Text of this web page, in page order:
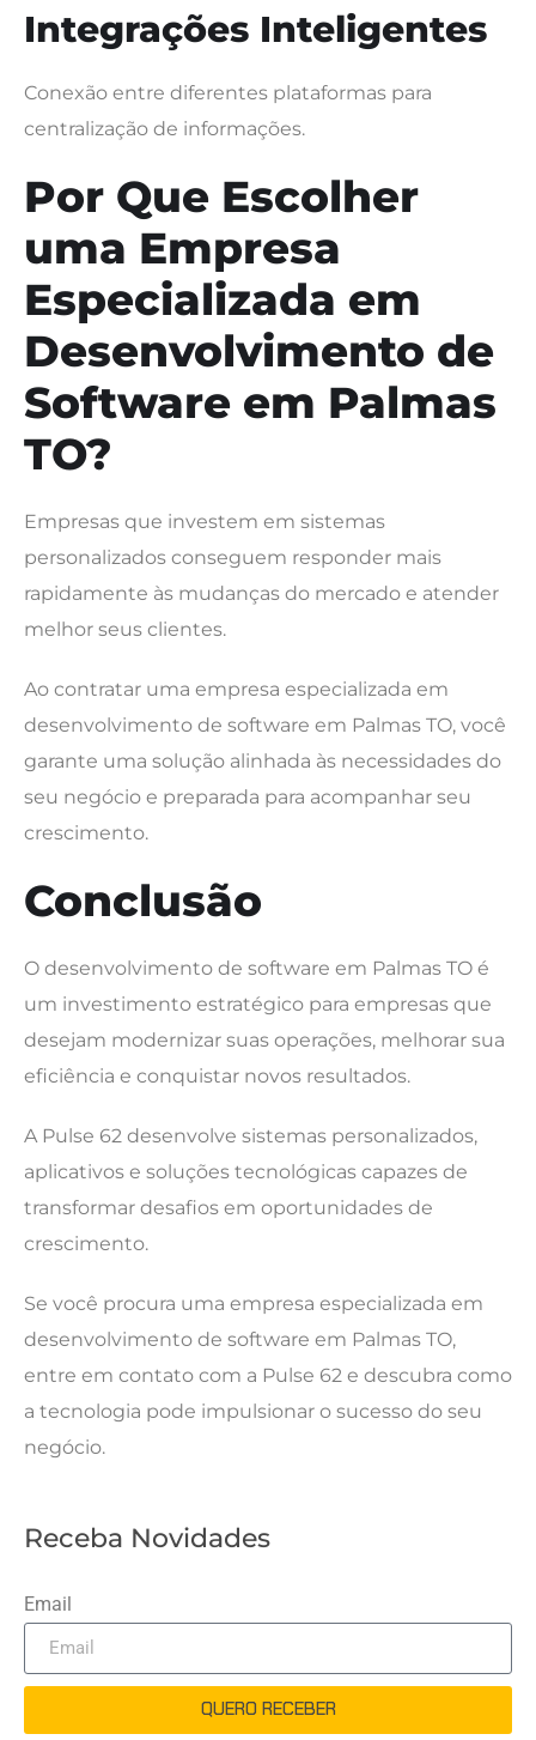
Integrações Inteligentes
Conexão entre diferentes plataformas para
centralização de informações.
Por Que Escolher
uma Empresa
Especializada em
Desenvolvimento de
Software em Palmas
TO?
Empresas que investem em sistemas
personalizados conseguem responder mais
rapidamente às mudanças do mercado e atender
melhor seus clientes.
Ao contratar uma empresa especializada em
desenvolvimento de software em Palmas TO, você
garante uma solução alinhada às necessidades do
seu negócio e preparada para acompanhar seu
crescimento.
Conclusão
O desenvolvimento de software em Palmas TO é
um investimento estratégico para empresas que
desejam modernizar suas operações, melhorar sua
eficiência e conquistar novos resultados.
A Pulse 62 desenvolve sistemas personalizados,
aplicativos e soluções tecnológicas capazes de
transformar desafios em oportunidades de
crescimento.
Se você procura uma empresa especializada em
desenvolvimento de software em Palmas TO,
entre em contato com a Pulse 62 e descubra como
a tecnologia pode impulsionar o sucesso do seu
negócio.
Receba Novidades
Email
QUERO RECEBER